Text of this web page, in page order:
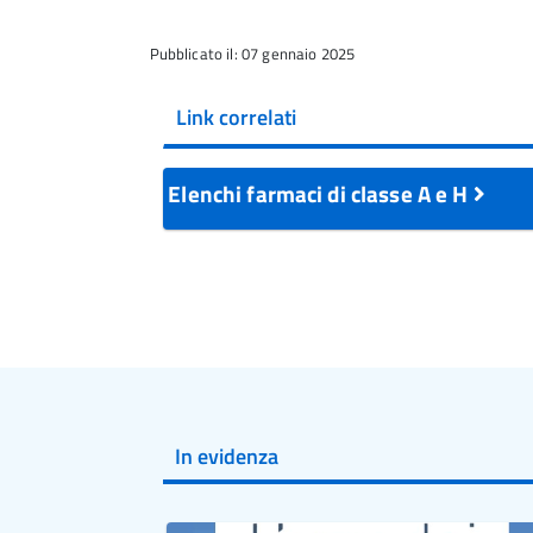
Pubblicato il: 07 gennaio 2025
Link correlati
Elenchi farmaci di classe A e H
In evidenza